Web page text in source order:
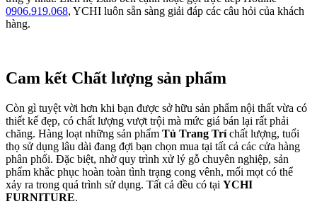
0906.919.068, YCHI luôn sẵn sàng giải đáp các câu hỏi của khách
hàng.
Cam kết Chất lượng sản phẩm
Còn gì tuyệt vời hơn khi bạn được sở hữu sản phẩm nội thất vừa có
thiết kế đẹp, có chất lượng vượt trội mà mức giá bán lại rất phải
chăng. Hàng loạt những sản phẩm Tủ Trang Tríchất lượng, tuổi
thọ sử dụng lâu dài đang đợi bạn chọn mua tại tất cả các cửa hàng
phân phối. Đặc biệt, nhờ quy trình xử lý gỗ chuyên nghiệp, sản
phẩm khắc phục hoàn toàn tình trạng cong vênh, mối mọt có thể
xảy ra trong quá trình sử dụng. Tất cả đều có tại YCHI
FURNITURE.